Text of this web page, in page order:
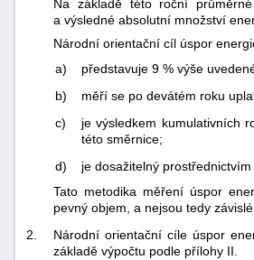
Na základě této roční
a výsledné absolutní množství
Národní orientační cíl úspor
a)
představuje 9 % výše
b)
měří se po devátém roku
c)
je výsledkem kumulativních
této směrnice;
d)
je dosažitelný
Tato metodika měření úspor
pevný objem, a nejsou tedy
2.
Národní orientační cíle úspor
základě výpočtu podle přílohy II.